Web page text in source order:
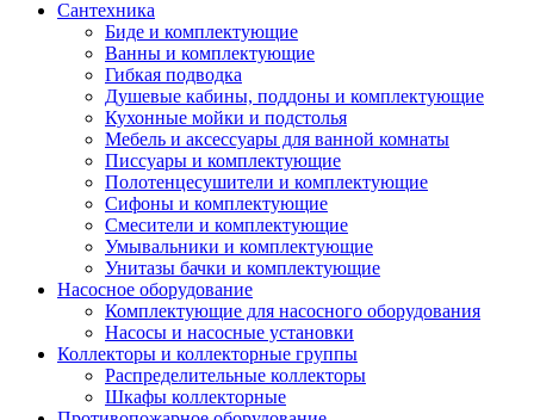
Сантехника
Биде и комплектующие
Ванны и комплектующие
Гибкая подводка
Душевые кабины, поддоны и комплектующие
Кухонные мойки и подстолья
Мебель и аксессуары для ванной комнаты
Писсуары и комплектующие
Полотенцесушители и комплектующие
Сифоны и комплектующие
Смесители и комплектующие
Умывальники и комплектующие
Унитазы бачки и комплектующие
Насосное оборудование
Комплектующие для насосного оборудования
Насосы и насосные установки
Коллекторы и коллекторные группы
Распределительные коллекторы
Шкафы коллекторные